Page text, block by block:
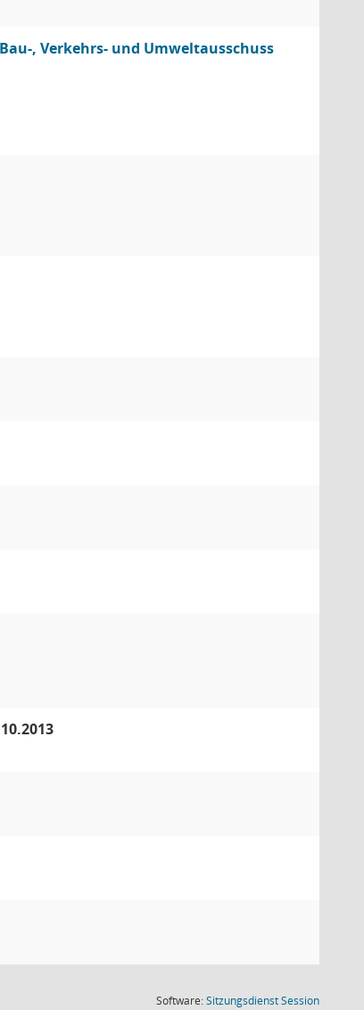
, Verkehrs- und Umweltausschuss
Software:SitzungsdienstSession(Wird in